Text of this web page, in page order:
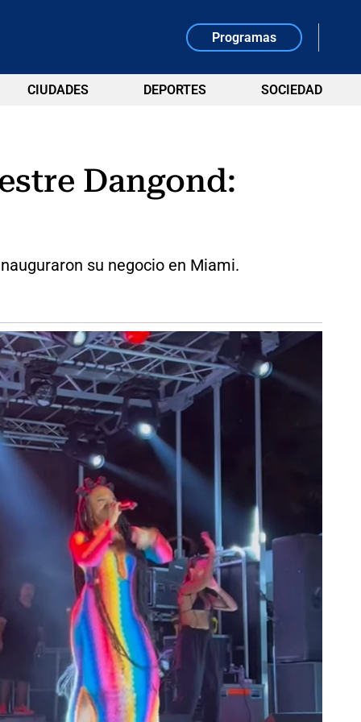
Programas
CIUDADES DEPORTES SOCIEDAD
Dangond:
su negocio en Miami.